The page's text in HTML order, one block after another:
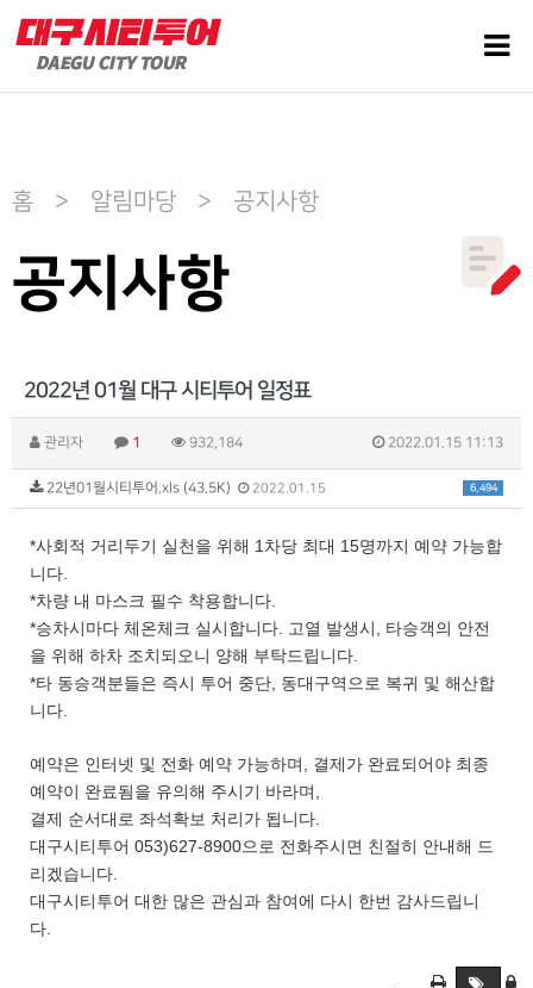
홈 > 알림마당 > 공지사항
공지사항
2022년 01월 대구 시티투어 일정표
관리자 1 932,184 2022.01.15 11:13
6,494
22년01월시티투어.xls (43.5K) 2022.01.15
*사회적 거리두기 실천을 위해 1차당 최대 15명까지 예약 가능합
니다.
*차량 내 마스크 필수 착용합니다.
*승차시마다 체온체크 실시합니다. 고열 발생시, 타승객의 안전
을 위해 하차 조치되오니 양해 부탁드립니다.
*타 동승객분들은 즉시 투어 중단, 동대구역으로 복귀 및 해산합
니다.
예약은 인터넷 및 전화 예약 가능하며, 결제가 완료되어야 최종
예약이 완료됨을 유의해 주시기 바라며,
결제 순서대로 좌석확보 처리가 됩니다.
대구시티투어 053)627-8900으로 전화주시면 친절히 안내해 드
리겠습니다.
대구시티투어 대한 많은 관심과 참여에 다시 한번 감사드립니
다.